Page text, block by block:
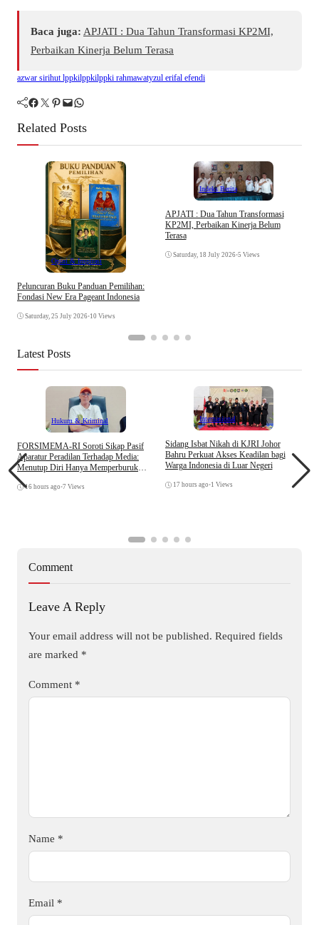
Baca juga: APJATI : Dua Tahun Transformasi KP2MI,
Perbaikan Kinerja Belum Terasa
azwar sirihut lppkilppkilppki rahmawatyzul erifal efendi
Facebook Twitter Pinterest Mail WhatsApp
Related Posts
Opini & Inspirasi
Peluncuran Buku Panduan Pemilihan:
Fondasi New Era Pageant Indonesia
Saturday, 25 July 2026•10 Views
Indeks Berita
APJATI : Dua Tahun Transformasi
KP2MI, Perbaikan Kinerja Belum
Terasa
Saturday, 18 July 2026•5 Views
Latest Posts
Hukum & Kriminal
​FORSIMEMA-RI Soroti Sikap Pasif
Aparatur Peradilan Terhadap Media:
Menutup Diri Hanya Memperburuk
Citra Lembaga
16 hours ago •7 Views
Internasional
Sidang Isbat Nikah di KJRI Johor
Bahru Perkuat Akses Keadilan bagi
Warga Indonesia di Luar Negeri
17 hours ago •1 Views
Comment
Leave A Reply
Your email address will not be published. Required fields
are marked *
Comment *
Name *
Email *